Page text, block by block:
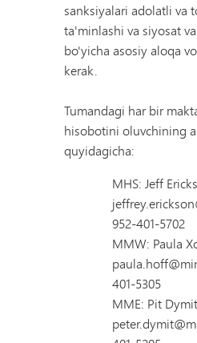
sanksiyalari adolatli va
ta'minlashi va siyosat
bo'yicha asosiy aloqa
kerak.
Tumandagi har bir
hisobotini oluvchining
quyidagicha:
MHS: Jeff
952-401-5702
MMW: Paula
401-5305
MME: Pit